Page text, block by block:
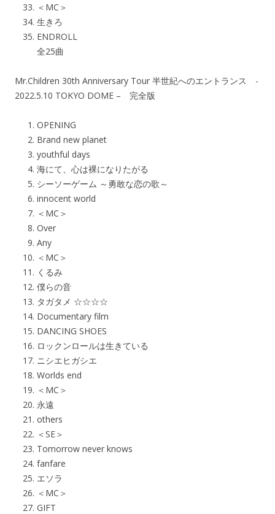
＜MC＞
生きろ
ENDROLL
全25曲
Mr.Children 30th Anniversary Tour 半世紀へのエントランス -
2022.5.10 TOKYO DOME – 完全版
OPENING
Brand new planet
youthful days
海にて、心は裸になりたがる
シーソーゲーム ～勇敢な恋の歌～
innocent world
＜MC＞
Over
Any
＜MC＞
くるみ
僕らの音
タガタメ ☆☆☆☆
Documentary film
DANCING SHOES
ロックンロールは生きている
ニシエヒガシエ
Worlds end
＜MC＞
永遠
others
＜SE＞
Tomorrow never knows
fanfare
エソラ
＜MC＞
GIFT